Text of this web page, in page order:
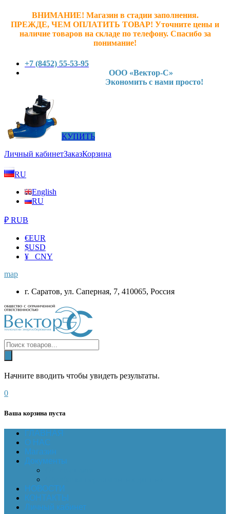
ВНИМАНИЕ! Магазин в стадии заполнения.
ПРЕЖДЕ, ЧЕМ ОПЛАТИТЬ ТОВАР! Уточните цены и
наличие товаров на складе по телефону. Спасибо за
понимание!
+7 (8452) 55-53-95
ООО «Вектор-С»
Экономить с нами просто!
КУПИТЬ
Личный кабинетЗаказКорзина
RU
English
RU
₽ RUB
€EUR
$USD
¥ CNY
map
г. Саратов, ул. Саперная, 7, 410065, Россия
Начните вводить чтобы увидеть результаты.
0
Ваша корзина пуста
ГЛАВНАЯ
О НАС
Магазин
Документы
НОВОСТИ
КОНТАКТЫ
Личный кабинет